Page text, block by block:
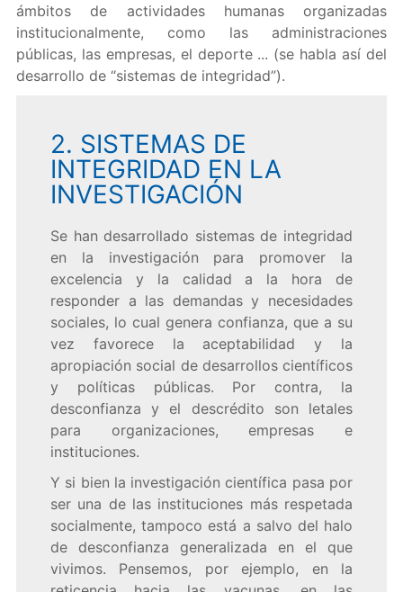
ámbitos de actividades humanas organizadas
institucionalmente, como las administraciones
públicas, las empresas, el deporte ... (se habla así del
desarrollo de “sistemas de integridad”).
2. SISTEMAS DE
INTEGRIDAD EN LA
INVESTIGACIÓN
Se han desarrollado sistemas de integridad
en la investigación para promover la
excelencia y la calidad a la hora de
responder a las demandas y necesidades
sociales, lo cual genera confianza, que a su
vez favorece la aceptabilidad y la
apropiación social de desarrollos científicos
y políticas públicas. Por contra, la
desconfianza y el descrédito son letales
para organizaciones, empresas e
instituciones.
Y si bien la investigación científica pasa por
ser una de las instituciones más respetada
socialmente, tampoco está a salvo del halo
de desconfianza generalizada en el que
vivimos. Pensemos, por ejemplo, en la